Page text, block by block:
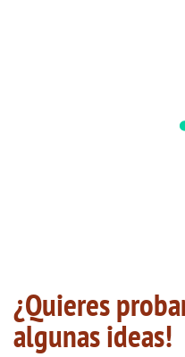
¿Quieres
algunas ideas!